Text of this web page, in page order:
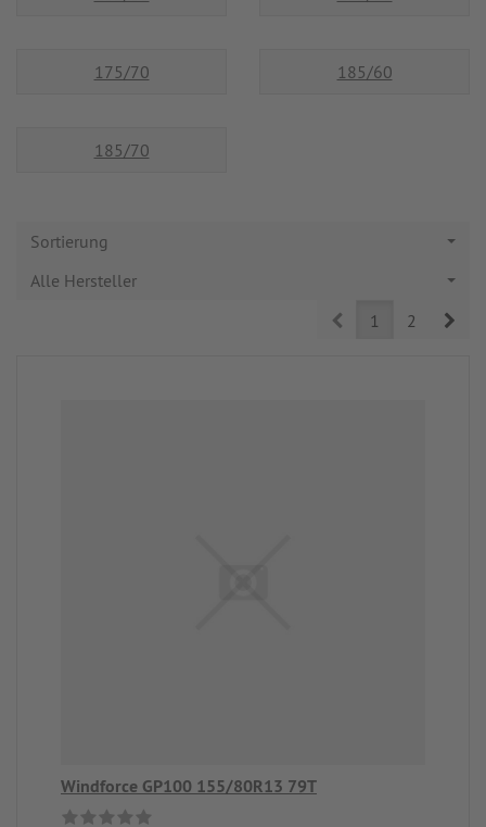
175/70 185/60
185/70
Sortierung
Alle Hersteller
Prev1 2
Windforce GP100 155/80R13 79T